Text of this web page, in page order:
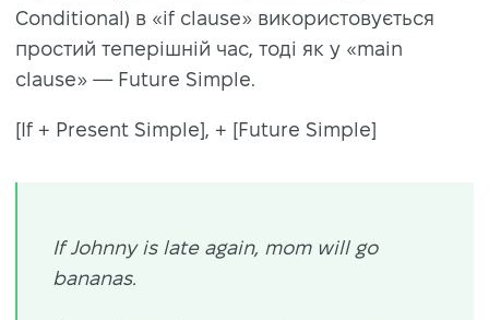
Conditional) в «if clause» використовується
простий теперішній час, тоді як у «main
clause» — Future Simple.
[If + Present Simple], + [Future Simple]
If Johnny is late again, mom will go
bananas.